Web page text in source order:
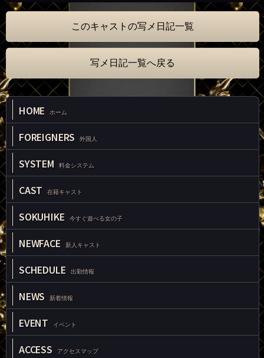
このキャストの写メ日記一覧
写メ日記一覧へ戻る
HOME ホーム
FOREIGNERS 外国人
SYSTEM 料金システム
CAST 在籍キャスト
SOKUHIKE 今すぐ遊べる女の子
NEWFACE 新人キャスト
SCHEDULE 出勤情報
NEWS 新着情報
EVENT イベント
ACCESS アクセスマップ